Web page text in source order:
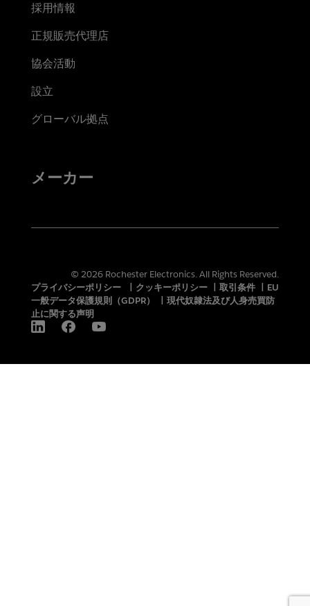
採用情報
正規販売代理店
協会活動
設立
グローバル拠点
メーカー
© 2026 Rochester Electronics. All Rights Reserved.
プライバシーポリシー
クッキーポリシー 取引条件
EU
一般データ保護規則（GDPR）
現代奴隷法及び人身売買防
止に関する声明